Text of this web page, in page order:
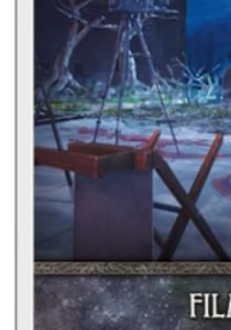
Accessori
Giocattoli e Gadget
Offerte del Dragone